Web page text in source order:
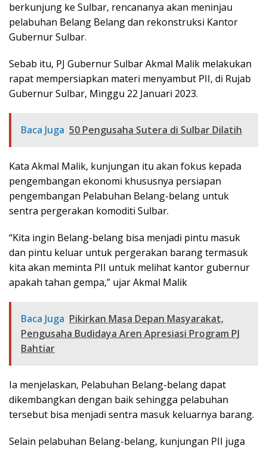
berkunjung ke Sulbar, rencananya akan meninjau
pelabuhan Belang Belang dan rekonstruksi Kantor
Gubernur Sulbar.
Sebab itu, PJ Gubernur Sulbar Akmal Malik melakukan
rapat mempersiapkan materi menyambut PII, di Rujab
Gubernur Sulbar, Minggu 22 Januari 2023.
Baca Juga 50 Pengusaha Sutera di Sulbar Dilatih
Kata Akmal Malik, kunjungan itu akan fokus kepada
pengembangan ekonomi khususnya persiapan
pengembangan Pelabuhan Belang-belang untuk
sentra pergerakan komoditi Sulbar.
“Kita ingin Belang-belang bisa menjadi pintu masuk
dan pintu keluar untuk pergerakan barang termasuk
kita akan meminta PII untuk melihat kantor gubernur
apakah tahan gempa,” ujar Akmal Malik
Baca Juga Pikirkan Masa Depan Masyarakat,
Pengusaha Budidaya Aren Apresiasi Program PJ
Bahtiar
Ia menjelaskan, Pelabuhan Belang-belang dapat
dikembangkan dengan baik sehingga pelabuhan
tersebut bisa menjadi sentra masuk keluarnya barang.
Selain pelabuhan Belang-belang, kunjungan PII juga